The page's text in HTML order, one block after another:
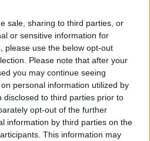
sale, sharing to third parties, or
or sensitive information for
please use the below opt-out
Please note that after your
you may continue seeing
personal information utilized by
disclosed to third parties prior to
opt-out of the further
information by third parties on the
This information may
MIKÖZBEN
NAPOK ELÉ NÉZ AZ ORSZÁG
programot fogadott el a
Szólj hozzá!